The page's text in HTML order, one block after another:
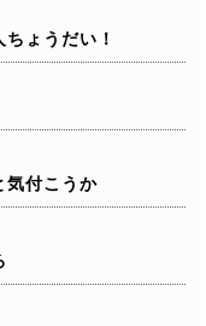
ょうだい！
気付こうか